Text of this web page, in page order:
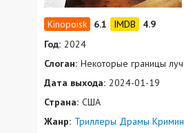
6.1
4.9
Год: 2024
Слоган: Некоторые границы
Дата выхода: 2024-01-19
Страна: США
Жанр: Триллеры Драмы